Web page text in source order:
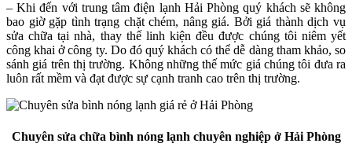
– Khi đến với trung tâm điện lạnh Hải Phòng quý khách sẽ không
bao giờ gặp tình trạng chặt chém, nâng giá. Bởi giá thành dịch vụ
sửa chữa tại nhà, thay thế linh kiện đều được chúng tôi niêm yết
công khai ở công ty. Do đó quý khách có thể dễ dàng tham khảo, so
sánh giá trên thị trường. Không những thế mức giá chúng tôi đưa ra
luôn rất mềm và đạt được sự cạnh tranh cao trên thị trường.
Chuyên sửa chữa bình nóng lạnh chuyên nghiệp ở Hải Phòng